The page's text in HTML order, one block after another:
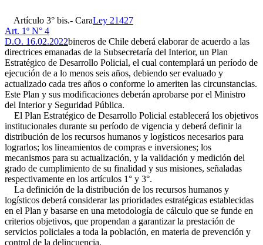
Artículo 3° bis.- CaraLey 21427
Art. 1º N° 4
D.O. 16.02.2022bineros de Chile deberá elaborar de acuerdo a las
directrices emanadas de la Subsecretaría del Interior, un Plan
Estratégico de Desarrollo Policial, el cual contemplará un período de
ejecución de a lo menos seis años, debiendo ser evaluado y
actualizado cada tres años o conforme lo ameriten las circunstancias.
Este Plan y sus modificaciones deberán aprobarse por el Ministro
del Interior y Seguridad Pública.
El Plan Estratégico de Desarrollo Policial establecerá los objetivos
institucionales durante su período de vigencia y deberá definir la
distribución de los recursos humanos y logísticos necesarios para
lograrlos; los lineamientos de compras e inversiones; los
mecanismos para su actualización, y la validación y medición del
grado de cumplimiento de su finalidad y sus misiones, señaladas
respectivamente en los artículos 1° y 3°.
La definición de la distribución de los recursos humanos y
logísticos deberá considerar las prioridades estratégicas establecidas
en el Plan y basarse en una metodología de cálculo que se funde en
criterios objetivos, que propendan a garantizar la prestación de
servicios policiales a toda la población, en materia de prevención y
control de la delincuencia.